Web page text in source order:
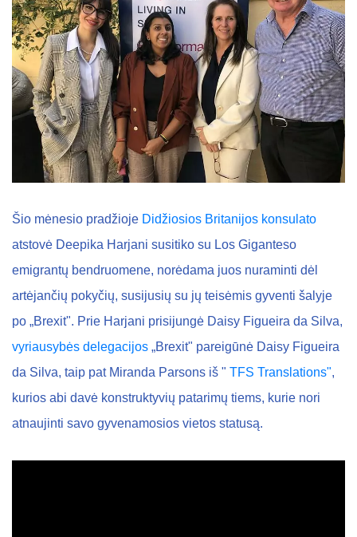
Šio mėnesio pradžioje Didžiosios Britanijos konsulato
atstovė Deepika Harjani susitiko su Los Giganteso
emigrantų bendruomene, norėdama juos nuraminti dėl
artėjančių pokyčių, susijusių su jų teisėmis gyventi šalyje
po „Brexit". Prie Harjani prisijungė Daisy Figueira da Silva,
vyriausybės delegacijos „Brexit" pareigūnė Daisy Figueira
da Silva, taip pat Miranda Parsons iš " TFS Translations",
kurios abi davė konstruktyvių patarimų tiems, kurie nori
atnaujinti savo gyvenamosios vietos statusą.